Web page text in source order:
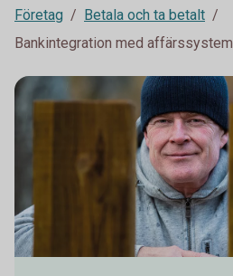
Företag
Betala och ta betalt
Bankintegration med affärssystem